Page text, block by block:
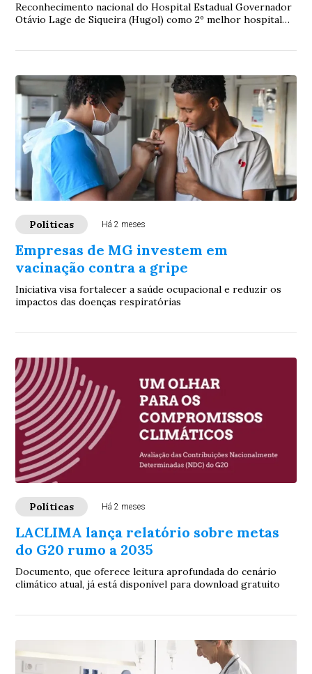
Reconhecimento nacional do Hospital Estadual Governador
Otávio Lage de Siqueira (Hugol) como 2º melhor hospital
Políticas Há 2 meses
Empresas de MG investem em
vacinação contra a gripe
Iniciativa visa fortalecer a saúde ocupacional e reduzir os
impactos das doenças respiratórias
Políticas Há 2 meses
LACLIMA lança relatório sobre metas
do G20 rumo a 2035
Documento, que oferece leitura aprofundada do cenário
climático atual, já está disponível para download gratuito